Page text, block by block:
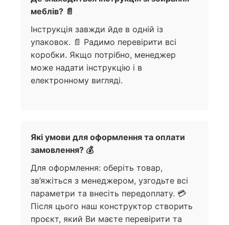
меблів? 📄
Інструкція завжди йде в одній із
упаковок. 📄 Радимо перевірити всі
коробки. Якщо потрібно, менеджер
може надати інструкцію і в
електронному вигляді.
Які умови для оформлення та оплати
замовлення? 💰
Для оформлення: оберіть товар,
зв’яжіться з менеджером, узгодьте всі
параметри та внесіть передоплату. 💳
Після цього наш конструктор створить
проєкт, який Ви маєте перевірити та